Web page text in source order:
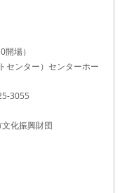
場）
センター）センターホー
3055
化振興財団